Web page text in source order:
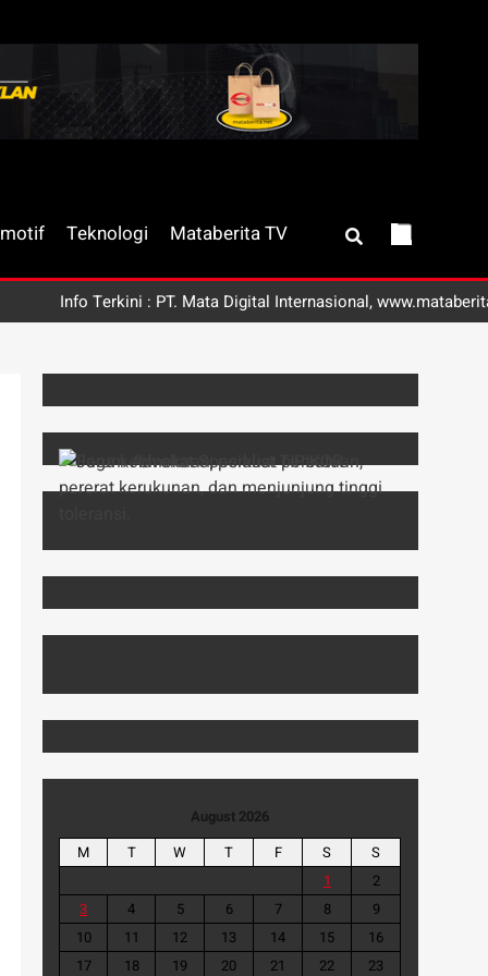
Teknologi Mataberita TV
Info Terkini : PT. Mata Digital Internasional,
August 2026
M
T W T F S
S
1
2
3
4 5 6 7 8
9
10
11 12 13 14 15
16
17
18 19 20 21 22
23